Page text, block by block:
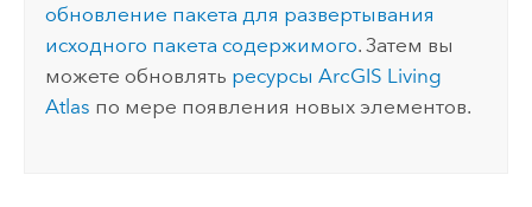
обновление пакета для развертывания
исходного пакета содержимого. Затем вы
можете обновлять ресурсыArcGIS Living
Atlas по мере появления новых элементов.